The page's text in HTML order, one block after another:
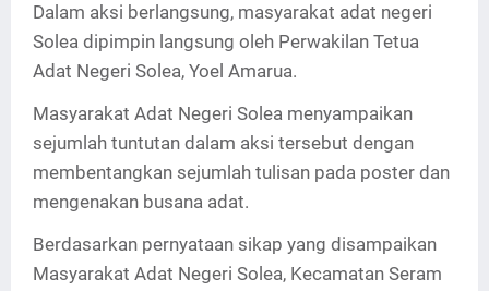
Dalam aksi berlangsung, masyarakat adat negeri
Solea dipimpin langsung oleh Perwakilan Tetua
Adat Negeri Solea, Yoel Amarua.
Masyarakat Adat Negeri Solea menyampaikan
sejumlah tuntutan dalam aksi tersebut dengan
membentangkan sejumlah tulisan pada poster dan
mengenakan busana adat.
Berdasarkan pernyataan sikap yang disampaikan
Masyarakat Adat Negeri Solea, Kecamatan Seram